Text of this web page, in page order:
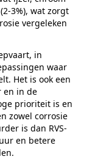
3%), wat zorgt
vergeleken
in
waar
Het is ook een
en in de
prioriteit is en
zowel corrosie
is dan RVS-
en betere